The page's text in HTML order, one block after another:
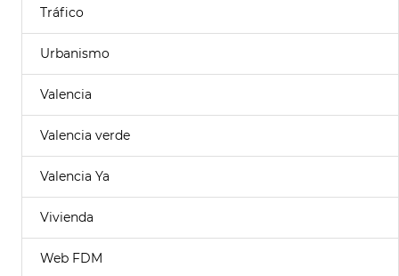
Tráfico
Urbanismo
Valencia
Valencia verde
Valencia Ya
Vivienda
Web FDM